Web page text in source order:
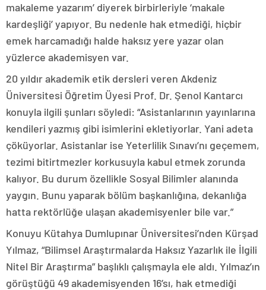
makaleme yazarım’ diyerek birbirleriyle ‘makale
kardeşliği’ yapıyor. Bu nedenle hak etmediği, hiçbir
emek harcamadığı halde haksız yere yazar olan
yüzlerce akademisyen var.
20 yıldır akademik etik dersleri veren Akdeniz
Üniversitesi Öğretim Üyesi Prof. Dr. Şenol Kantarcı
konuyla ilgili şunları söyledi: “Asistanlarının yayınlarına
kendileri yazmış gibi isimlerini ekletiyorlar. Yani adeta
çöküyorlar. Asistanlar ise Yeterlilik Sınavı’nı geçemem,
tezimi bitirtmezler korkusuyla kabul etmek zorunda
kalıyor. Bu durum özellikle Sosyal Bilimler alanında
yaygın. Bunu yaparak bölüm başkanlığına, dekanlığa
hatta rektörlüğe ulaşan akademisyenler bile var.”
Konuyu Kütahya Dumlupınar Üniversitesi’nden Kürşad
Yılmaz, “Bilimsel Araştırmalarda Haksız Yazarlık ile İlgili
Nitel Bir Araştırma” başlıklı çalışmayla ele aldı. Yılmaz’ın
görüştüğü 49 akademisyenden 16’sı, hak etmediği